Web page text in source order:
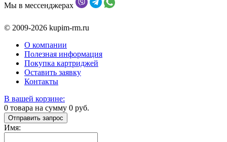
Мы в мессенджерах
© 2009-2026 kupim-rm.ru
О компании
Полезная информация
Покупка картриджей
Оставить заявку
Контакты
В вашей корзине:
0 товара на сумму 0 руб.
Отправить запрос
Имя: